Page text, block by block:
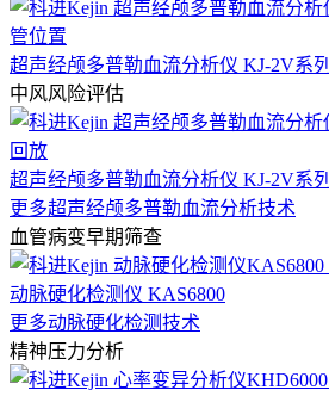
超声经颅多普勒血流分析仪 KJ-2V系列
中风风险评估
超声经颅多普勒血流分析仪 KJ-2V系列
更多超声经颅多普勒血流分析技术
血管病变早期筛查
动脉硬化检测仪 KAS6800
更多动脉硬化检测技术
精神压力分析